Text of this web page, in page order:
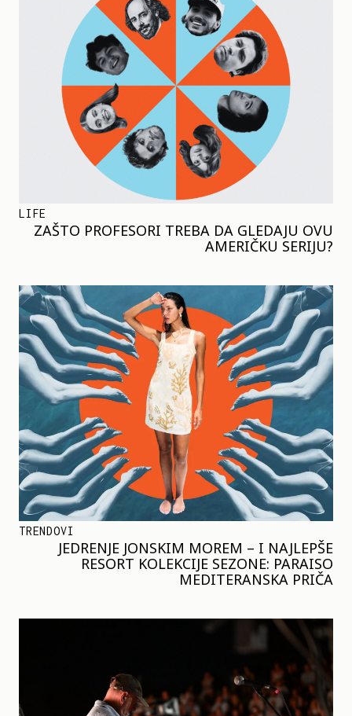
LIFE
ZAŠTO PROFESORI TREBA DA GLEDAJU OVU
AMERIČKU SERIJU?
TRENDOVI
JEDRENJE JONSKIM MOREM – I NAJLEPŠE
RESORT KOLEKCIJE SEZONE: PARAISO
MEDITERANSKA PRIČA